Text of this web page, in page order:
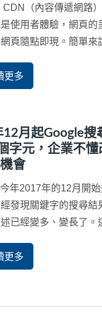
CDN（內容傳遞網路
使用者體驗，網頁的
頁隨點即現。簡單來
位潛在買主可以就近取
容，加速商機的傳遞
更多
12月起Google搜
字元，企業不懂
會
年2017年的12月開始
發現關鍵字的搜尋結
已經變多、變長了。
網頁將會失去更多潛在
站內容的...
更多